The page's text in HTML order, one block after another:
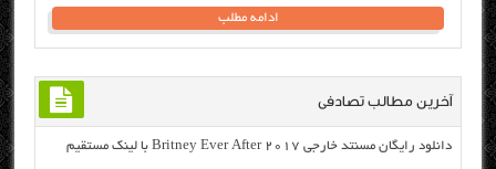
ادامه مطلب
آخرین مطالب تصادفی
دانلود رایگان مسنتد خارجی Britney Ever After 2017 با لینک مستقیم